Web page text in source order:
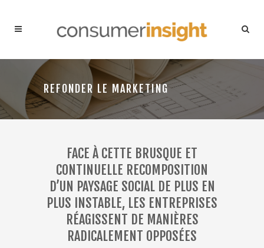
REFONDER LE MARKETING
FACE À CETTE BRUSQUE ET
CONTINUELLE RECOMPOSITION
D’UN PAYSAGE SOCIAL DE PLUS EN
PLUS INSTABLE, LES ENTREPRISES
RÉAGISSENT DE MANIÈRES
RADICALEMENT OPPOSÉES